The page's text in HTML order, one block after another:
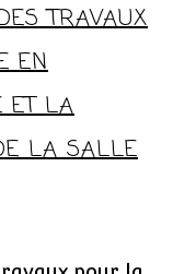
TRAVAUX
EN
ET LA
LA SALLE